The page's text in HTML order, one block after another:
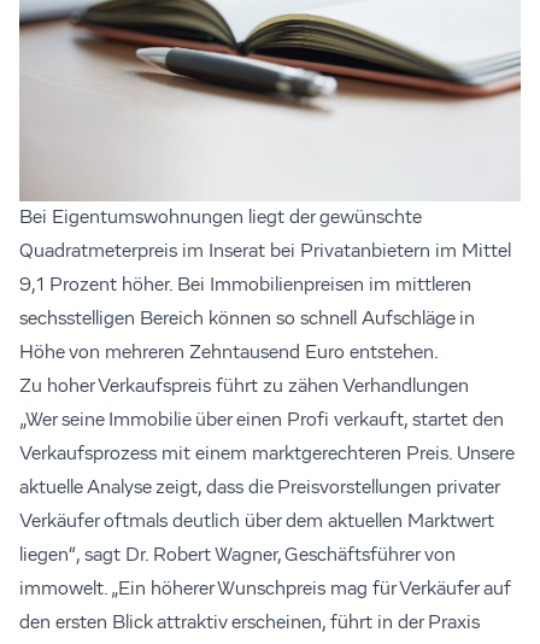
Bei Eigentumswohnungen liegt der gewünschte
Quadratmeterpreis im Inserat bei Privatanbietern im Mittel
9,1 Prozent höher. Bei Immobilienpreisen im mittleren
sechsstelligen Bereich können so schnell Aufschläge in
Höhe von mehreren Zehntausend Euro entstehen.
Zu hoher Verkaufspreis führt zu zähen Verhandlungen
„Wer seine Immobilie über einen Profi verkauft, startet den
Verkaufsprozess mit einem marktgerechteren Preis. Unsere
aktuelle Analyse zeigt, dass die Preisvorstellungen privater
Verkäufer oftmals deutlich über dem aktuellen Marktwert
liegen“, sagt Dr. Robert Wagner, Geschäftsführer von
immowelt. „Ein höherer Wunschpreis mag für Verkäufer auf
den ersten Blick attraktiv erscheinen, führt in der Praxis